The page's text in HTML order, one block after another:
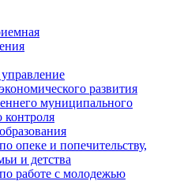
развития
муниципального
контроля
опеке и попечительству,
и детства
работе с молодежью